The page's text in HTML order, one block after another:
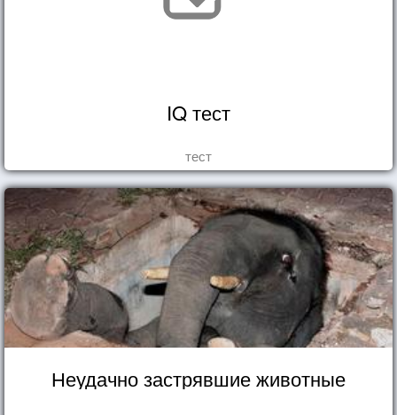
IQ тест
тест
Неудачно застрявшие животные